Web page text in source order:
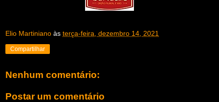
Elio Martiniano às terça-feira, dezembro 14, 2021
Compartilhar
Nenhum comentário:
Postar um comentário